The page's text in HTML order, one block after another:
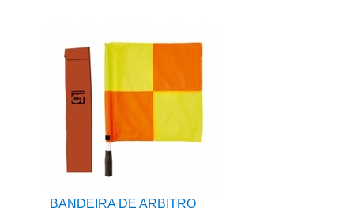
BANDEIRA DE ARBITRO